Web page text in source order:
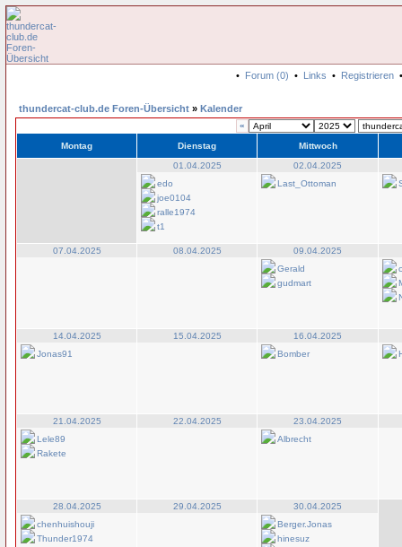
• Forum (0) • Links • Registrieren
thundercat-club.de Foren-Übersicht » Kalender
«
Montag Dienstag
Mittwoch
01.04.2025
edo
joe0104
ralle1974
t1
02.04.2025
Last_Ottoman
07.04.2025 08.04.2025
09.04.2025
Gerald
gudmart
14.04.2025
Jonas91
15.04.2025
16.04.2025
Bomber
21.04.2025
Lele89
Rakete
22.04.2025
23.04.2025
Albrecht
28.04.2025
chenhuishouji
Thunder1974
29.04.2025
30.04.2025
Berger.Jonas
hinesuz